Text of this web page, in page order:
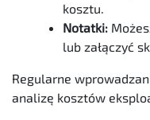
kosztu.
Notatki:
lub załączyć
Regularne
analizę kosztów